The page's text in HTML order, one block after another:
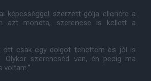
képességgel szerzett gólja ellenére a
azt mondta, szerencse is kellett a
ott csak egy dolgot tehettem és jól is
Olykor szerencséd van, én pedig ma
voltam."